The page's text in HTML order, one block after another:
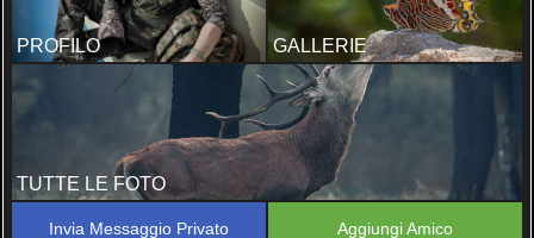
PROFILO GALLERIE
TUTTE LE FOTO
Invia Messaggio Privato Aggiungi Amico